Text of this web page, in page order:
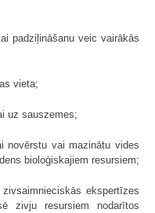
padziļināšanu veic vairākās
vieta;
uz sauszemes;
novērstu vai mazinātu vides
bioloģiskajiem resursiem;
ekspertīzes
zivju resursiem nodarītos